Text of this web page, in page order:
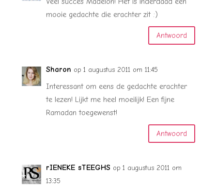
mooie gedachte die erachter zit :)
Antwoord
Sharon op 1 augustus 2011 om 11:45
Interessant om eens de gedachte erachter
te lezen! Lijkt me heel moeilijk! Een fijne
Ramadan toegewenst!
Antwoord
rIENEKE sTEEGHS op 1 augustus 2011 om
13:35